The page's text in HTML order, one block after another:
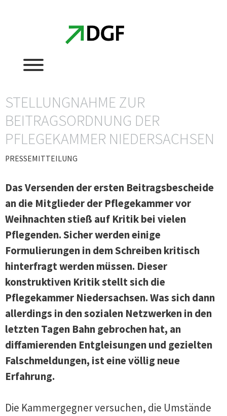
STELLUNGNAHME ZUR
BEITRAGSORDNUNG DER
PFLEGEKAMMER NIEDERSACHSEN
PRESSEMITTEILUNG
Das Versenden der ersten Beitragsbescheide
an die Mitglieder der Pflegekammer vor
Weihnachten stieß auf Kritik bei vielen
Pflegenden. Sicher werden einige
Formulierungen in dem Schreiben kritisch
hinterfragt werden müssen. Dieser
konstruktiven Kritik stellt sich die
Pflegekammer Niedersachsen. Was sich dann
allerdings in den sozialen Netzwerken in den
letzten Tagen Bahn gebrochen hat, an
diffamierenden Entgleisungen und gezielten
Falschmeldungen, ist eine völlig neue
Erfahrung.
Die Kammergegner versuchen, die Umstände